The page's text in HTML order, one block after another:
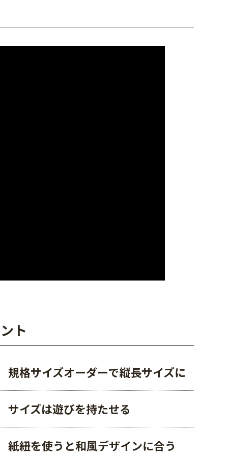
ト
規格サイズオーダーで縦長サイズに
サイズは遊びを持たせる
紙紐を使うと和風デザインに合う